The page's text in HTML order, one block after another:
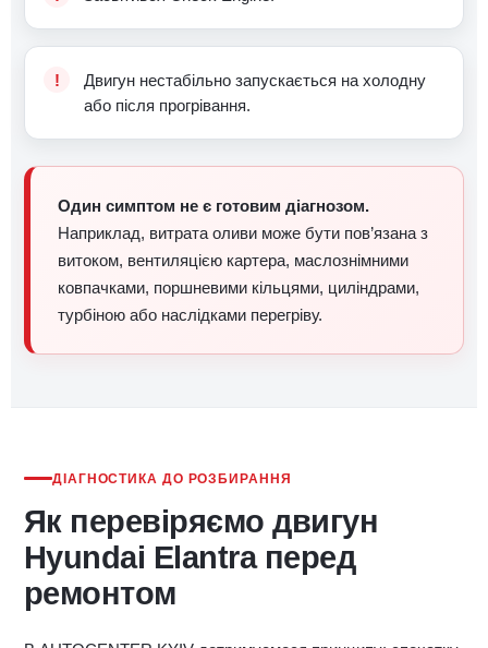
Двигун нестабільно запускається на холодну
або після прогрівання.
Один симптом не є готовим діагнозом.
Наприклад, витрата оливи може бути пов’язана з
витоком, вентиляцією картера, маслознімними
ковпачками, поршневими кільцями, циліндрами,
турбіною або наслідками перегріву.
ДІАГНОСТИКА ДО РОЗБИРАННЯ
Як перевіряємо двигун
Hyundai Elantra перед
ремонтом